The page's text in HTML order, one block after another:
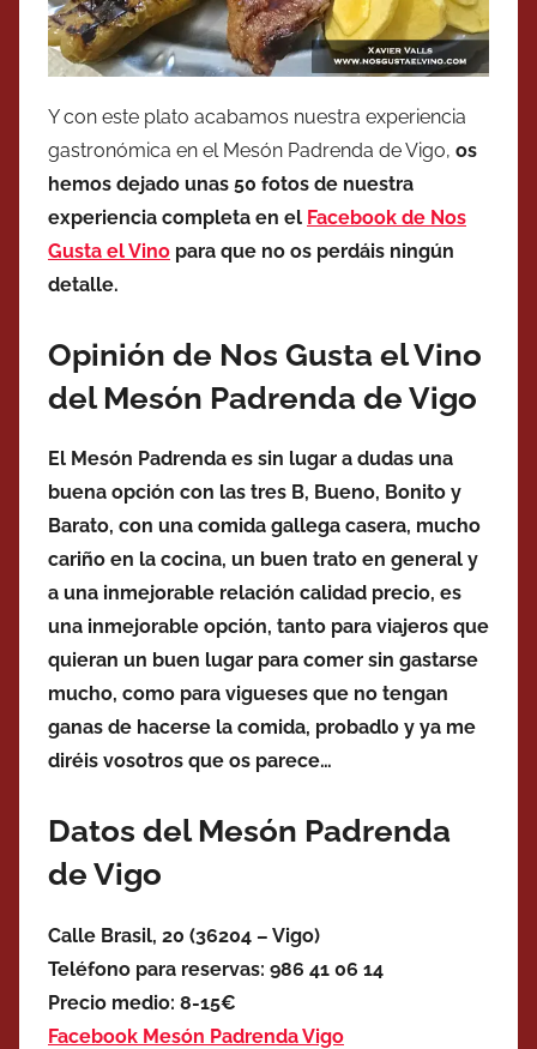
Y con este plato acabamos nuestra experiencia
gastronómica en el Mesón Padrenda de Vigo, os
hemos dejado unas 50 fotos de nuestra
experiencia completa en el Facebook de Nos
Gusta el Vino para que no os perdáis ningún
detalle.
Opinión de Nos Gusta el Vino
del Mesón Padrenda de Vigo
El Mesón Padrenda es sin lugar a dudas una
buena opción con las tres B, Bueno, Bonito y
Barato, con una comida gallega casera, mucho
cariño en la cocina, un buen trato en general y
a una inmejorable relación calidad precio, es
una inmejorable opción, tanto para viajeros que
quieran un buen lugar para comer sin gastarse
mucho, como para vigueses que no tengan
ganas de hacerse la comida, probadlo y ya me
diréis vosotros que os parece…
Datos del Mesón Padrenda
de Vigo
Calle Brasil, 20 (36204 – Vigo)
Teléfono para reservas: 986 41 06 14
Precio medio: 8-15€
Facebook Mesón Padrenda Vigo